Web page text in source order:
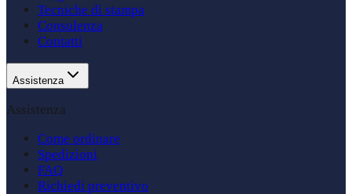
Tecniche di stampa
Consulenza
Contatti
Assistenza
Assistenza
Come ordinare
Spedizioni
FAQ
Richiedi preventivo